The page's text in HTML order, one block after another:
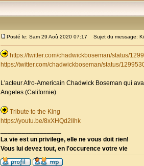
Posté le: Sam 29 Aoû 2020 07:17 Sujet du message:
https://twitter.com/chadwickboseman/status/
https://twitter.com/chadwickboseman/status/
L'acteur Afro-Americain Chadwick Boseman qui
Angeles (Californie)
Tribute to the King
https://youtu.be/8xXHQd2Ilhk
La vie est un privilege, elle ne vous doit rien!
Vous lui devez tout, en l'occurence votre vie